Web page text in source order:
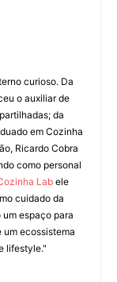
curioso. Da
o auxiliar de
da
em Cozinha
Ricardo Cobra
como personal
Labele
cuidado da
espaço para
ecossistema
lifestyle."